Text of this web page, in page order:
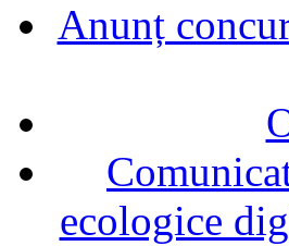
Anunț
ecologice